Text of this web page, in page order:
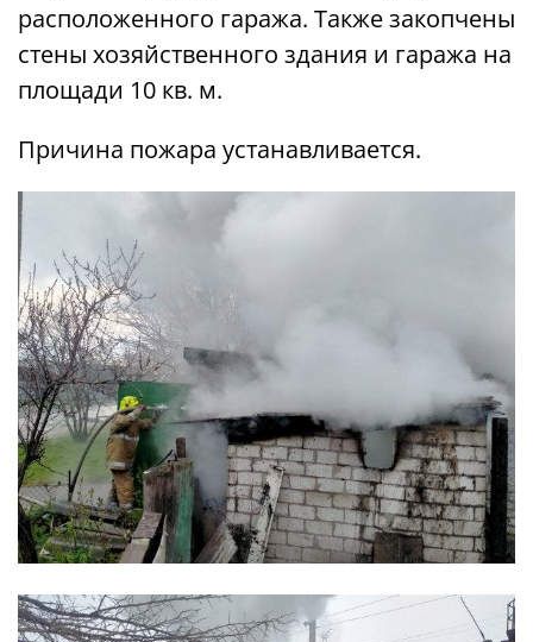
расположенного гаража. Также закопчены
стены хозяйственного здания и гаража на
площади 10 кв. м.
Причина пожара устанавливается.